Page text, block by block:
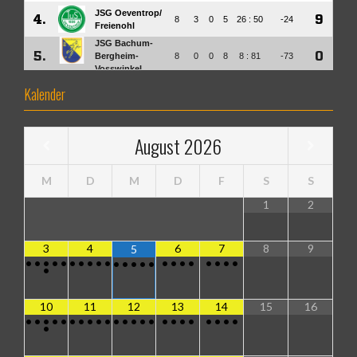
Kalender
August2026
M D M D F S
S
1
2
3
• • • • •
•
4
• • • • •
5
• • • • •
6
• • • •
7
• • • •
8 9
10
• • • • •
•
11
• • • • •
12
• • • • •
13
• • • •
14
• • • •
15 16